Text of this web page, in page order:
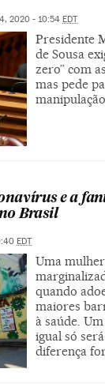
2020 - 10:54 EDT
Presidente
de Sousa
zero” com
mas pede
e a
Brasil
EDT
Uma
quando
maiores
à saúde.
igual só
diferença